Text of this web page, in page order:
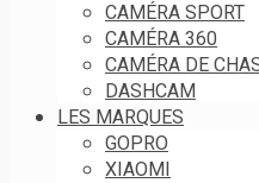
CAMÉRA SPORT
CAMÉRA 360
CAMÉRA DE
DASHCAM
LES MARQUES
GOPRO
XIAOMI